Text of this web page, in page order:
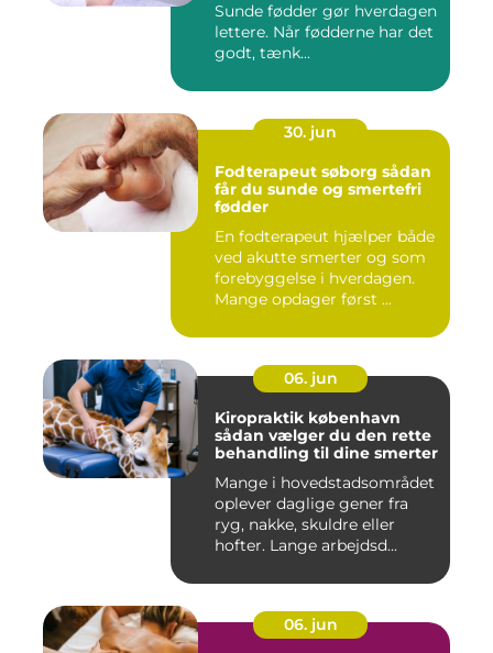
Sunde fødder gør hverdagen
lettere. Når fødderne har det
godt, tænk...
30. jun
Fodterapeut søborg sådan
får du sunde og smertefri
fødder
En fodterapeut hjælper både
ved akutte smerter og som
forebyggelse i hverdagen.
Mange opdager først ...
06. jun
Kiropraktik københavn
sådan vælger du den rette
behandling til dine smerter
Mange i hovedstadsområdet
oplever daglige gener fra
ryg, nakke, skuldre eller
hofter. Lange arbejdsd...
06. jun